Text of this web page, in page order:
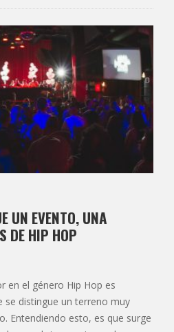
UN EVENTO, UNA
DE HIP HOP
en el género Hip Hop es
se distingue un terreno muy
Entendiendo esto, es que surge